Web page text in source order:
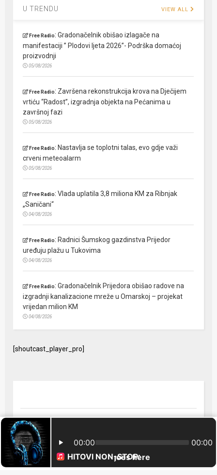
U TRENDU VIEW ALL
Free Radio:Gradonačelnik obišao izlagače na
manifestaciji ” Plodovi ljeta 2026”- Podrška domaćoj
proizvodnji
05/08/2026
Free Radio: Završena rekonstrukcija krova na Dječijem
vrtiću “Radost”, izgradnja objekta na Pećanima u
završnoj fazi
05/08/2026
Free Radio: Nastavlja se toplotni talas, evo gdje važi
crveni meteoalarm
05/08/2026
Free Radio:Vlada uplatila 3,8 miliona KM za Ribnjak
„Saničani“
04/08/2026
Free Radio: Radnici Šumskog gazdinstva Prijedor
uređuju plažu u Tukovima
04/08/2026
Free Radio:Gradonačelnik Prijedora obišao radove na
izgradnji kanalizacione mreže u Omarskoj – projekat
vrijedan milion KM
04/08/2026
[shoutcast_player_pro]
© 2024 Free Radio Prijedor. Sva prava zaštićena Designed by